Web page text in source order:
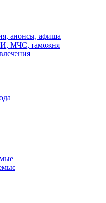
анонсы, афиша
МЧС, таможня